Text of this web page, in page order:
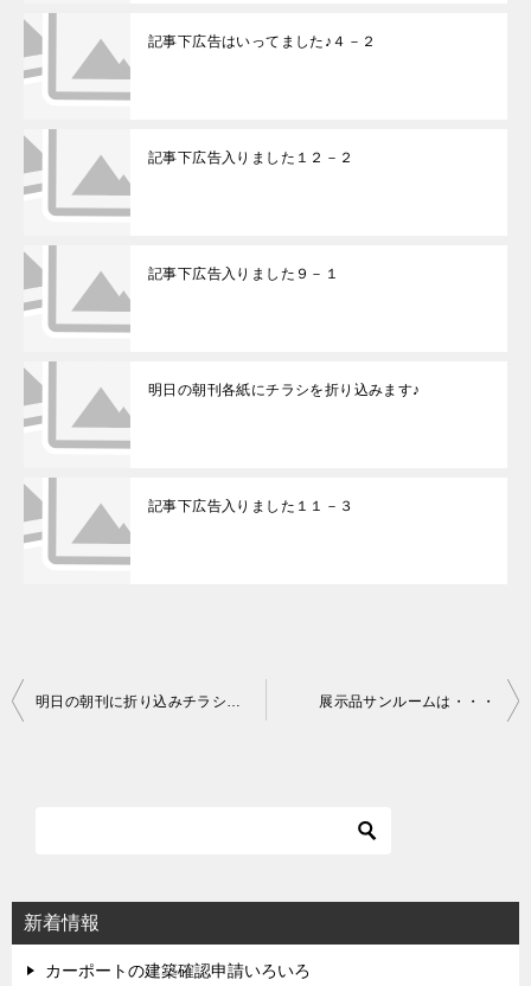
記事下広告はいってました♪４－２
記事下広告入りました１２－２
記事下広告入りました９－１
明日の朝刊各紙にチラシを折り込みます♪
記事下広告入りました１１－３
シ
ョ
ン
明日の朝刊に折り込みチラシ入ります♪ 展示品サンルームは・・・
新着情報
カーポートの建築確認申請いろいろ